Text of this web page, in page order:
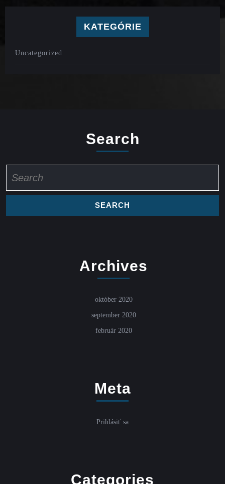
KATEGÓRIE
Uncategorized
Search
for:
Archives
október 2020
september 2020
február 2020
Meta
Prihlásiť sa
Categories